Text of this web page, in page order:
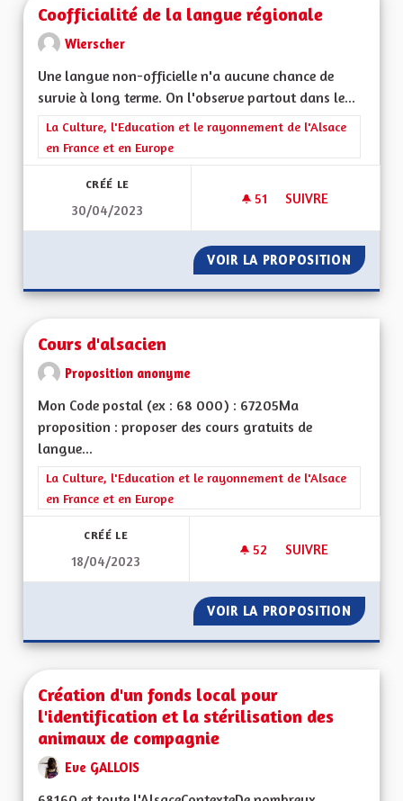
Coofficialité de la langue régionale
Wierscher
Une langue non-officielle n'a aucune chance de
survie à long terme. On l'observe partout dans le...
Filtrer les résultats de la catégorie : La Culture, l'Education et
La Culture, l'Education et le rayonnement de l'Alsace
en France et en Europe
CRÉÉ LE
30/04/2023
51 51 ABONNÉS
SUIVRE
VOIR LA PROPOSITION
Cours d'alsacien
Proposition anonyme
Mon Code postal (ex : 68 000) : 67205Ma
proposition : proposer des cours gratuits de
langue...
Filtrer les résultats de la catégorie : La Culture, l'Education et
La Culture, l'Education et le rayonnement de l'Alsace
en France et en Europe
CRÉÉ LE
18/04/2023
52 52 ABONNÉS
SUIVRE
VOIR LA PROPOSITION
Création d'un fonds local pour
l'identification et la stérilisation des
animaux de compagnie
Eve GALLOIS